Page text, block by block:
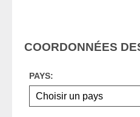
COORDONNÉES
PAYS: